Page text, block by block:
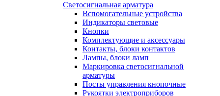
Светосигнальная арматура
Вспомогательные устройства
Индикаторы световые
Кнопки
Комплектующие и аксессуары
Контакты, блоки контактов
Лампы, блоки ламп
Маркировка светосигнальной
арматуры
Посты управления кнопочные
Рукоятки электроприборов